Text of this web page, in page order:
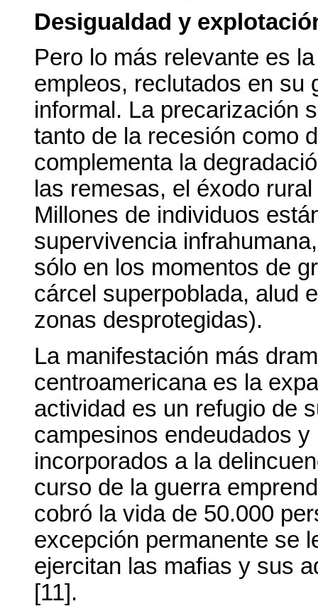
Desigualdad y
Pero lo más relevante es
empleos, reclutados en su
informal. La precarización
tanto de la recesión como
complementa la
las remesas, el éxodo
Millones de individuos
supervivencia
sólo en los momentos de
cárcel superpoblada, alud
zonas desprotegidas).
La manifestación más
centroamericana es la
actividad es un refugio de
campesinos endeudados
incorporados a la
curso de la guerra
cobró la vida de 50.000
excepción permanente se
ejercitan las mafias y sus
[11].